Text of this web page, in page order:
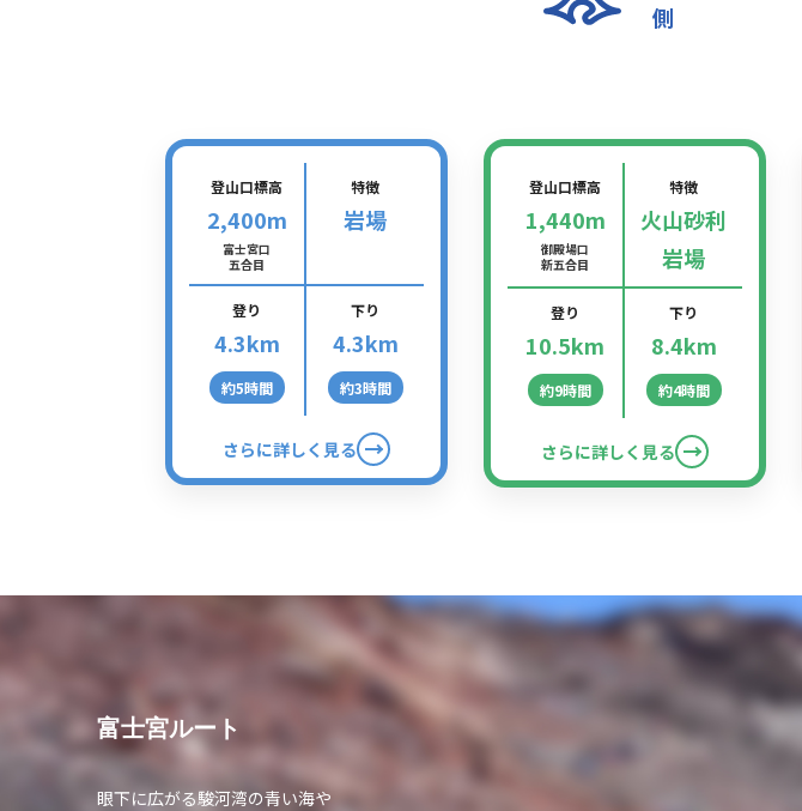
側
登山口標高
2,400m
富士宮口
五合目
特徴
岩場
登り
4.3km
約5時間
下り
4.3km
約3時間
さらに詳しく見る
登山口標高
1,440m
御殿場口
新五合目
特徴
火山砂利
岩場
登り
10.5km
約9時間
下り
8.4km
約4時間
さらに詳しく見る
富士宮ルート
眼下に広がる駿河湾の青い海や